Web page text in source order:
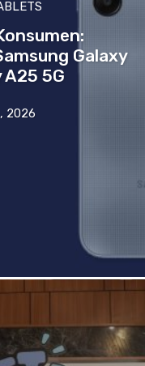
Galaxy
A25 5G
2026